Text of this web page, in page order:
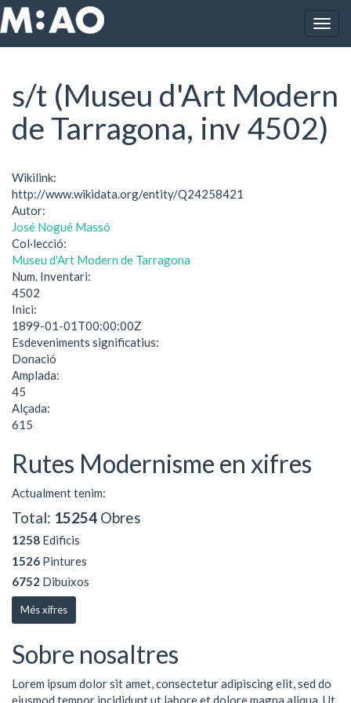
Vés al contingut
Inici s/t (Museu d'Art Modern de Tarragona, inv 4502)
s/t (Museu d'Art Modern
de Tarragona, inv 4502)
Wikilink:
http://www.wikidata.org/entity/Q24258421
Autor:
José Nogué Massó
Col·lecció:
Museu d'Art Modern de Tarragona
Num. Inventari:
4502
Inici:
1899-01-01T00:00:00Z
Esdeveniments significatius:
Donació
Amplada:
45
Alçada:
615
Rutes Modernisme en xifres
Actualment tenim:
Total: 15254 Obres
1258 Edificis
1526 Pintures
6752 Dibuixos
Més xifres
Sobre nosaltres
Lorem ipsum dolor sit amet, consectetur adipiscing elit, sed do
eiusmod tempor incididunt ut labore et dolore magna aliqua. Ut